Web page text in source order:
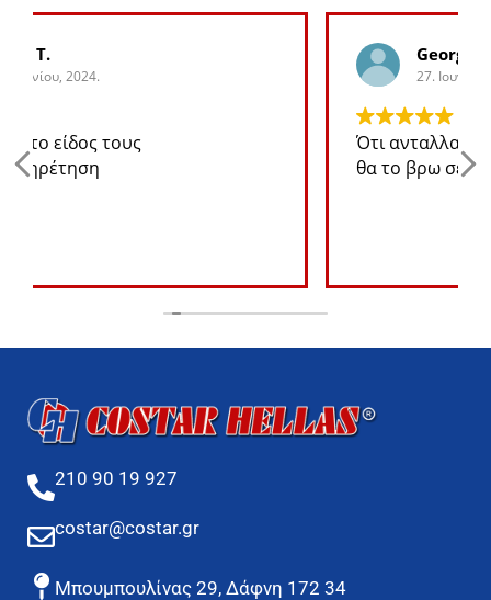
Ότι ανταλλακτικό χρειάζομαι για το jeep
θα το βρω σε καλή τιμή
210 90 19 927
costar@costar.gr
Μπουμπουλίνας 29, Δάφνη 172 34